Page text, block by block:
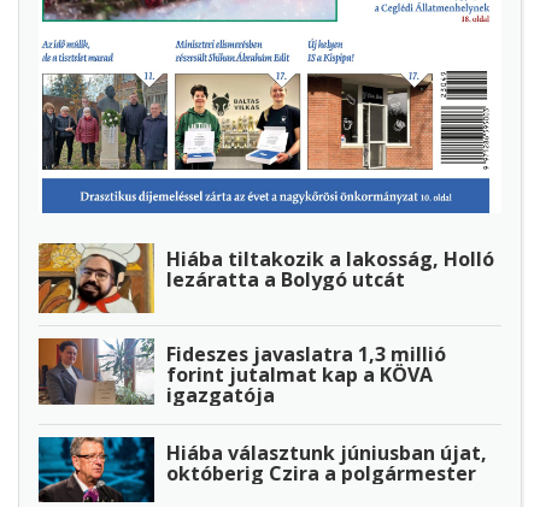
Hiába tiltakozik a lakosság, Holló
lezáratta a Bolygó utcát
Fideszes javaslatra 1,3 millió
forint jutalmat kap a KÖVA
igazgatója
Hiába választunk júniusban újat,
októberig Czira a polgármester